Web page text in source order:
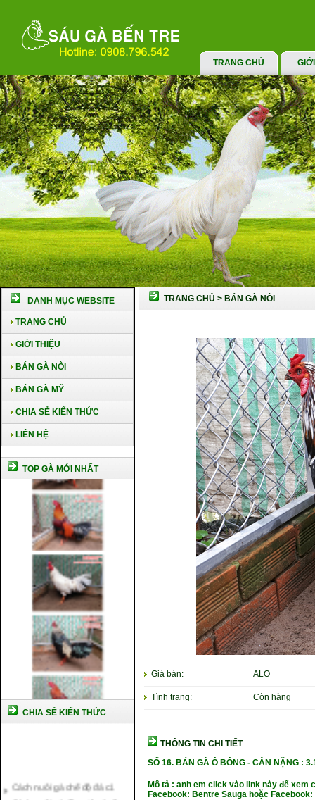
TRANG CHỦ
DANH MỤC WEBSITE
TRANG CHỦ
GIỚI THIỆU
BÁN GÀ NÒI
BÁN GÀ MỸ
CHIA SẺ KIẾN THỨC
LIÊN HỆ
TOP GÀ MỚI NHẤT
CHIA SẺ KIẾN THỨC
Cách nuôi gà đông tảo thuần
TRANG CHỦ > BÁN GÀ NÒI
Giá bán: ALO
Tình trạng: Còn hàng
THÔNG TIN CHI TIẾT
SỐ 16.BÁN GÀ Ô BÔNG -CÂN NẶNG :
Mô tả : anh em click vào link này để xem
Facebook: Bentre Sauga hoặc Facebook: